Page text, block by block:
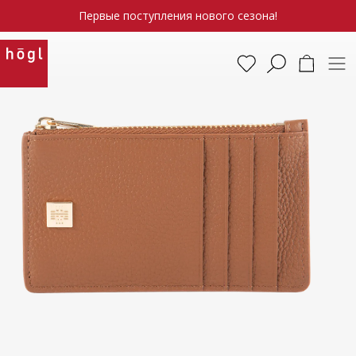
Первые поступления нового сезона!